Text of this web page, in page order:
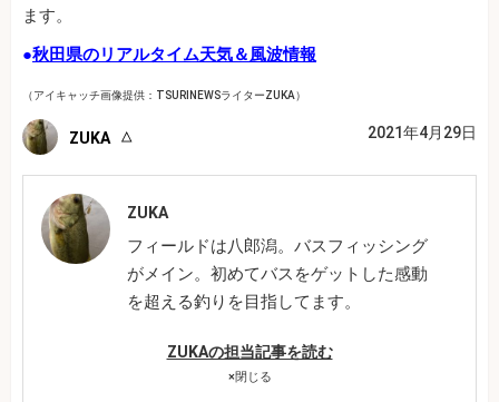
ます。
●秋田県のリアルタイム天気＆風波情報
（アイキャッチ画像提供：TSURINEWSライターZUKA）
ZUKA 2021年4月29日
ZUKA
フィールドは八郎潟。バスフィッシング
がメイン。初めてバスをゲットした感動
を超える釣りを目指してます。
ZUKAの担当記事を読む
×閉じる